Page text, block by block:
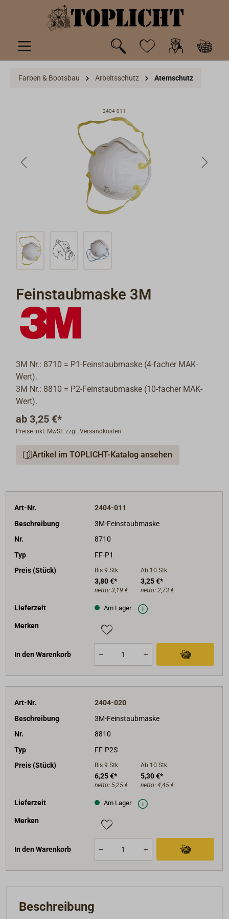
springen
Farben & Bootsbau Arbeitsschutz Atemschutz
2404-011
Feinstaubmaske 3M
3M Nr.: 8710 = P1-Feinstaubmaske (4-facher MAK-
Wert).
3M Nr.: 8810 = P2-Feinstaubmaske (10-facher MAK-
Wert).
ab 3,25 €*
Preise inkl. MwSt. zzgl. Versandkosten
Artikel im TOPLICHT-Katalog ansehen
Art-Nr.
2404-011
Beschreibung
3M-Feinstaubmaske
Nr.
8710
Typ
FF-P1
Preis (Stück)
Bis 9 Stk
3,80 €*
netto: 3,19 €
Ab 10 Stk
3,25 €*
netto: 2,73 €
Lieferzeit Am Lager
Merken
In den Warenkorb
Art-Nr.
2404-020
Beschreibung
3M-Feinstaubmaske
Nr.
8810
Typ
FF-P2S
Preis (Stück)
Bis 9 Stk
6,25 €*
netto: 5,25 €
Ab 10 Stk
5,30 €*
netto: 4,45 €
Lieferzeit Am Lager
Merken
In den Warenkorb
Beschreibung